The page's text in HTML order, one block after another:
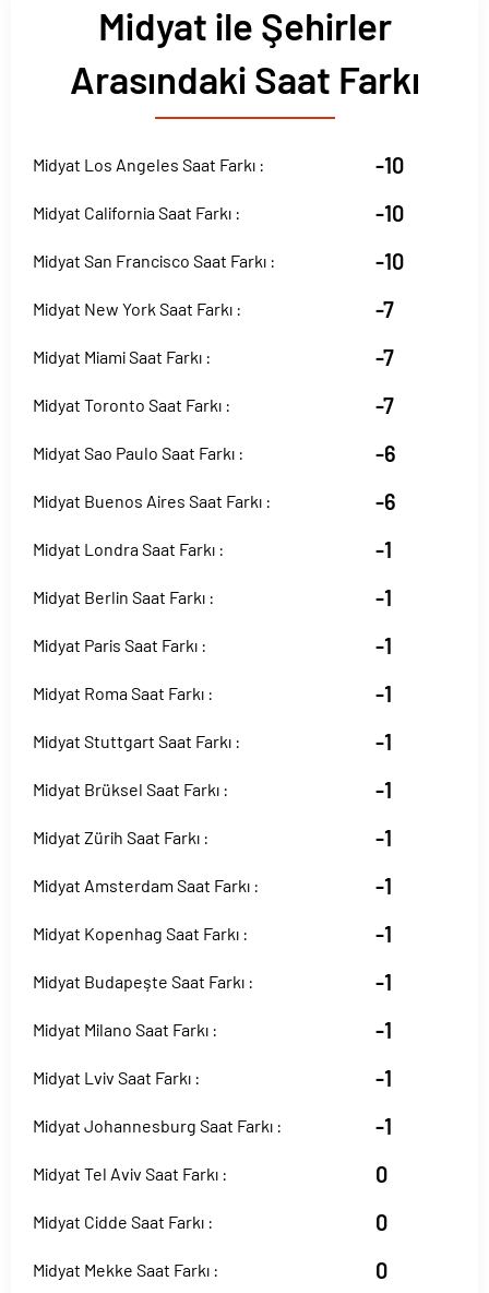
Midyat ile Şehirler
Arasındaki Saat Farkı
Midyat Los Angeles Saat Farkı : -10
Midyat California Saat Farkı : -10
Midyat San Francisco Saat Farkı : -10
Midyat New York Saat Farkı : -7
Midyat Miami Saat Farkı : -7
Midyat Toronto Saat Farkı : -7
Midyat Sao Paulo Saat Farkı : -6
Midyat Buenos Aires Saat Farkı : -6
Midyat Londra Saat Farkı : -1
Midyat Berlin Saat Farkı : -1
Midyat Paris Saat Farkı : -1
Midyat Roma Saat Farkı : -1
Midyat Stuttgart Saat Farkı : -1
Midyat Brüksel Saat Farkı : -1
Midyat Zürih Saat Farkı : -1
Midyat Amsterdam Saat Farkı : -1
Midyat Kopenhag Saat Farkı : -1
Midyat Budapeşte Saat Farkı : -1
Midyat Milano Saat Farkı : -1
Midyat Lviv Saat Farkı : -1
Midyat Johannesburg Saat Farkı : -1
Midyat Tel Aviv Saat Farkı : 0
Midyat Cidde Saat Farkı : 0
Midyat Mekke Saat Farkı : 0